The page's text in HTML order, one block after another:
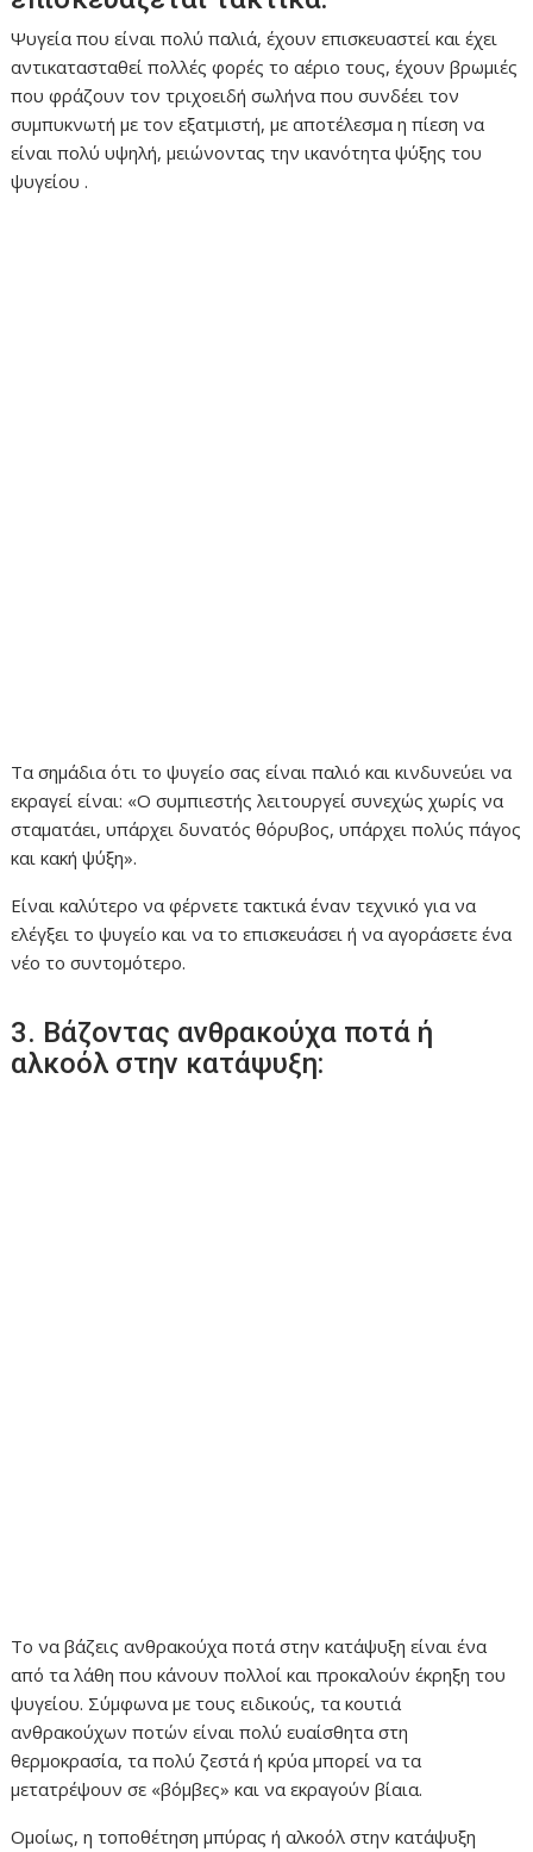
Ψυγεία που είναι πολύ παλιά, έχουν επισκευαστεί και έχει
αντικατασταθεί πολλές φορές το αέριο τους, έχουν βρωμιές
που φράζουν τον τριχοειδή σωλήνα που συνδέει τον
συμπυκνωτή με τον εξατμιστή, με αποτέλεσμα η πίεση να
είναι πολύ υψηλή, μειώνοντας την ικανότητα ψύξης του
ψυγείου .
Τα σημάδια ότι το ψυγείο σας είναι παλιό και κινδυνεύει να
εκραγεί είναι: «Ο συμπιεστής λειτουργεί συνεχώς χωρίς να
σταματάει, υπάρχει δυνατός θόρυβος, υπάρχει πολύς πάγος
και κακή ψύξη».
Είναι καλύτερο να φέρνετε τακτικά έναν τεχνικό για να
ελέγξει το ψυγείο και να το επισκευάσει ή να αγοράσετε ένα
νέο το συντομότερο.
3. Βάζοντας ανθρακούχα ποτά ή
αλκοόλ στην κατάψυξη:
Το να βάζεις ανθρακούχα ποτά στην κατάψυξη είναι ένα
από τα λάθη που κάνουν πολλοί και προκαλούν έκρηξη του
ψυγείου. Σύμφωνα με τους ειδικούς, τα κουτιά
ανθρακούχων ποτών είναι πολύ ευαίσθητα στη
θερμοκρασία, τα πολύ ζεστά ή κρύα μπορεί να τα
μετατρέψουν σε «βόμβες» και να εκραγούν βίαια.
Ομοίως, η τοποθέτηση μπύρας ή αλκοόλ στην κατάψυξη